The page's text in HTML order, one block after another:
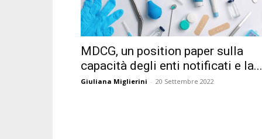
MDCG, un position paper sulla
capacità degli enti notificati e la...
Giuliana Miglierini - 20 Settembre 2022